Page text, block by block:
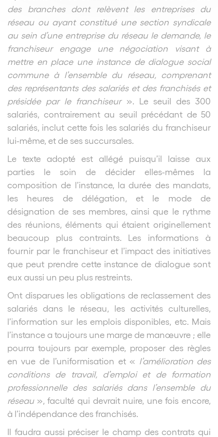
des branches dont relèvent les entreprises du
réseau ou ayant constitué une section syndicale
au sein d’une entreprise du réseau le demande, le
franchiseur engage une négociation visant à
mettre en place une instance de dialogue social
commune à l’ensemble du réseau, comprenant
des représentants des salariés et des franchisés et
présidée par le franchiseur». Le seuil des 300
salariés, contrairement au seuil précédant de 50
salariés, inclut cette fois les salariés du franchiseur
lui-même, et de ses succursales.
Le texte adopté est allégé puisqu’il laisse aux
parties le soin de décider elles-mêmes la
composition de l’instance, la durée des mandats,
les heures de délégation, et le mode de
désignation de ses membres, ainsi que le rythme
des réunions, éléments qui étaient originellement
beaucoup plus contraints. Les informations à
fournir par le franchiseur et l’impact des initiatives
que peut prendre cette instance de dialogue sont
eux aussi un peu plus restreints.
Ont disparues les obligations de reclassement des
salariés dans le réseau, les activités culturelles,
l’information sur les emplois disponibles, etc. Mais
l’instance a toujours une marge de manœuvre ; elle
pourra toujours par exemple, proposer des règles
en vue de l’uniformisation et « l’amélioration des
conditions de travail, d’emploi et de formation
professionnelle des salariés dans l’ensemble du
réseau», faculté qui devrait nuire, une fois encore,
à l’indépendance des franchisés.
Il faudra aussi préciser le champ des contrats qui